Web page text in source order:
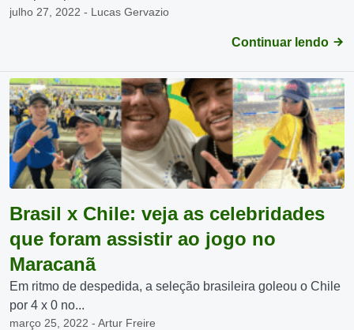
julho 27, 2022 - Lucas Gervazio
Continuar lendo
Brasil x Chile: veja as celebridades
que foram assistir ao jogo no
Maracanã
Em ritmo de despedida, a seleção brasileira goleou o Chile
por 4 x 0 no...
março 25, 2022 - Artur Freire